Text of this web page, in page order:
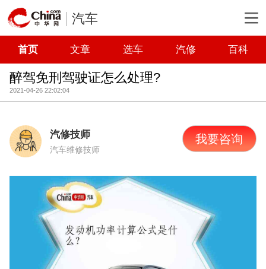
汽车
首页 文章 选车 汽修 百科
醉驾免刑驾驶证怎么处理?
2021-04-26 22:02:04
汽修技师
汽车维修技师
我要咨询